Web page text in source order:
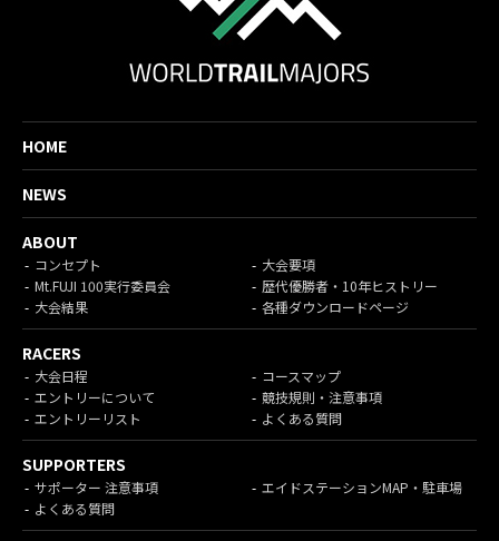
HOME
NEWS
ABOUT
コンセプト
大会要項
Mt.FUJI 100実行委員会
歴代優勝者・10年ヒストリー
大会結果
各種ダウンロードページ
RACERS
大会日程
コースマップ
エントリーについて
競技規則・注意事項
エントリーリスト
よくある質問
SUPPORTERS
サポーター 注意事項
エイドステーションMAP・駐車場
よくある質問